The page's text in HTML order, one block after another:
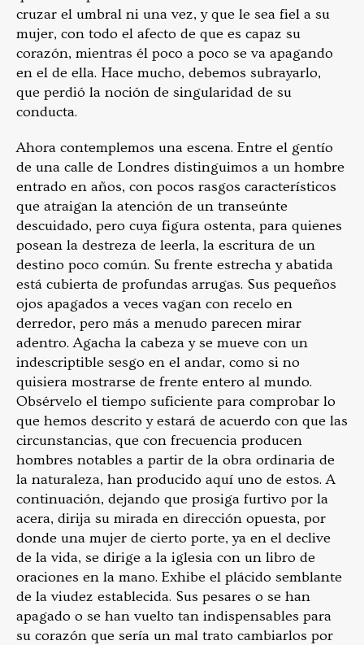
cruzar el umbral ni una vez, y que le sea fiel a su
mujer, con todo el afecto de que es capaz su
corazón, mientras él poco a poco se va apagando
en el de ella. Hace mucho, debemos subrayarlo,
que perdió la noción de singularidad de su
conducta.
Ahora contemplemos una escena. Entre el gentío
de una calle de Londres distinguimos a un hombre
entrado en años, con pocos rasgos característicos
que atraigan la atención de un transeúnte
descuidado, pero cuya figura ostenta, para quienes
posean la destreza de leerla, la escritura de un
destino poco común. Su frente estrecha y abatida
está cubierta de profundas arrugas. Sus pequeños
ojos apagados a veces vagan con recelo en
derredor, pero más a menudo parecen mirar
adentro. Agacha la cabeza y se mueve con un
indescriptible sesgo en el andar, como si no
quisiera mostrarse de frente entero al mundo.
Obsérvelo el tiempo suficiente para comprobar lo
que hemos descrito y estará de acuerdo con que las
circunstancias, que con frecuencia producen
hombres notables a partir de la obra ordinaria de
la naturaleza, han producido aquí uno de estos. A
continuación, dejando que prosiga furtivo por la
acera, dirija su mirada en dirección opuesta, por
donde una mujer de cierto porte, ya en el declive
de la vida, se dirige a la iglesia con un libro de
oraciones en la mano. Exhibe el plácido semblante
de la viudez establecida. Sus pesares o se han
apagado o se han vuelto tan indispensables para
su corazón que sería un mal trato cambiarlos por